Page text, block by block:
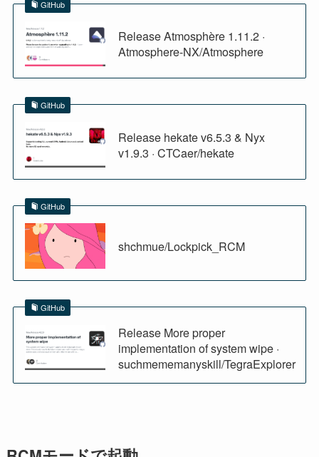
GitHub
Release Atmosphère 1.11.2 ·
Atmosphere-NX/Atmosphere
GitHub
Release hekate v6.5.3 & Nyx
v1.9.3 · CTCaer/hekate
GitHub
shchmue/Lockpick_RCM
GitHub
Release More proper
implementation of system wipe ·
suchmememanyskill/TegraExplorer